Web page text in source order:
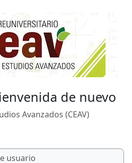
de nuevo
Avanzados (CEAV)